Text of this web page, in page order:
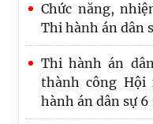
Chức năng,
Thi hành án dân
Thi hành án
thành công
hành án dân sự